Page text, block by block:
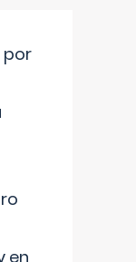
por
en